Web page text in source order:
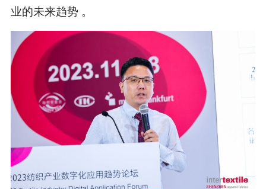
业的未来趋势 。